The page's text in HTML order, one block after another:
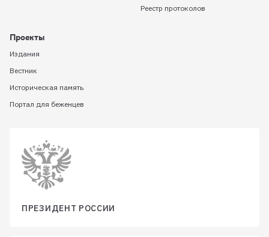
Реестр протоколов
Проекты
Издания
Вестник
Историческая память
Портал для беженцев
ПРЕЗИДЕНТ РОССИИ